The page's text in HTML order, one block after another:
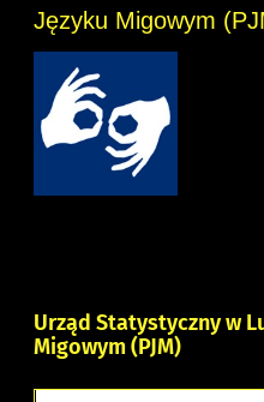
Języku Migowym
Urząd Statystyczny w
Migowym (PJM)